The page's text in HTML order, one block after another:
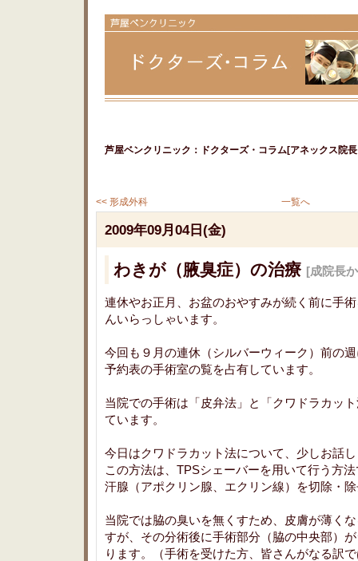
芦屋ベンクリニック：ドクターズ・コラム[アネックス院
<< 形成外科 一覧へ
2009年09月04日(金)
わきが（腋臭症）の治療 [成院長
連休やお正月、お盆のおやすみが続く前に手
んいらっしゃいます。
今回も９月の連休（シルバーウィーク）前の
予約表の手術室の覧を占有しています。
当院での手術は「皮弁法」と「クワドラカッ
ています。
今日はクワドラカット法について、少しお話
この方法は、TPSシェーバーを用いて行う方
汗腺（アポクリン腺、エクリン線）を切除・
当院では脇の臭いを無くすため、皮膚が薄く
すが、その分術後に手術部分（脇の中央部）
ります。（手術を受けた方、皆さんがなる訳